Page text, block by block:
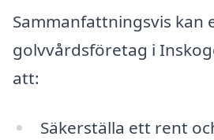
Sammanfattningsvis kan
golvvårdsföretag i
att:
Säkerställa ett rent